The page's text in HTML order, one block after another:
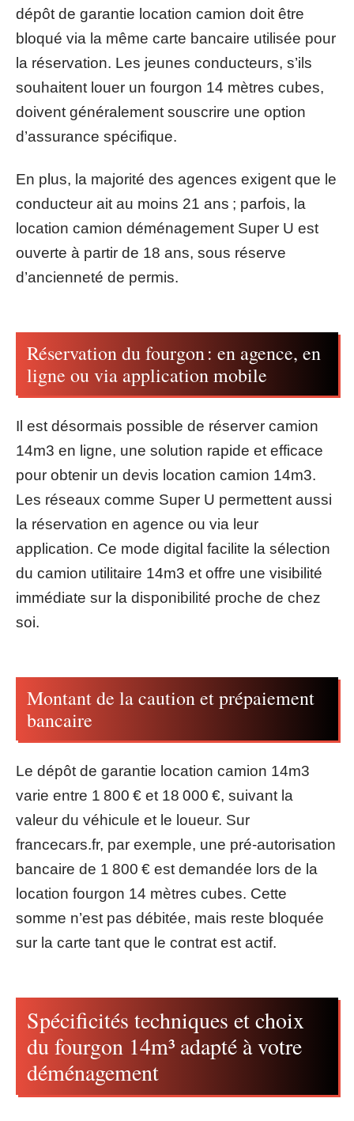
dépôt de garantie location camion doit être
bloqué via la même carte bancaire utilisée pour
la réservation. Les jeunes conducteurs, s’ils
souhaitent louer un fourgon 14 mètres cubes,
doivent généralement souscrire une option
d’assurance spécifique.
En plus, la majorité des agences exigent que le
conducteur ait au moins 21 ans ; parfois, la
location camion déménagement Super U est
ouverte à partir de 18 ans, sous réserve
d’ancienneté de permis.
Réservation du fourgon : en agence, en
ligne ou via application mobile
Il est désormais possible de réserver camion
14m3 en ligne, une solution rapide et efficace
pour obtenir un devis location camion 14m3.
Les réseaux comme Super U permettent aussi
la réservation en agence ou via leur
application. Ce mode digital facilite la sélection
du camion utilitaire 14m3 et offre une visibilité
immédiate sur la disponibilité proche de chez
soi.
Montant de la caution et prépaiement
bancaire
Le dépôt de garantie location camion 14m3
varie entre 1 800 € et 18 000 €, suivant la
valeur du véhicule et le loueur. Sur
francecars.fr, par exemple, une pré-autorisation
bancaire de 1 800 € est demandée lors de la
location fourgon 14 mètres cubes. Cette
somme n’est pas débitée, mais reste bloquée
sur la carte tant que le contrat est actif.
Spécificités techniques et choix
du fourgon 14m³ adapté à votre
déménagement